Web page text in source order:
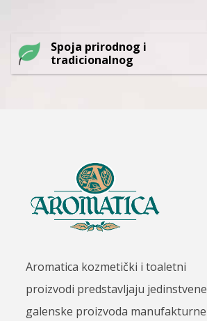
Spoja prirodnog i
tradicionalnog
Aromatica kozmetički i toaletni
proizvodi predstavljaju jedinstvene
galenske proizvoda manufakturne